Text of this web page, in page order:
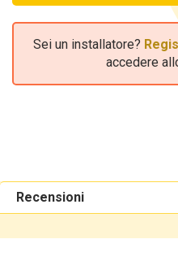
Sei un installatore?
accedere
Recensioni